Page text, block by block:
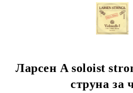
Ларсен A soloist
струна за